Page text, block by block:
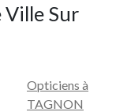
Sur
Opticiens à
TAGNON